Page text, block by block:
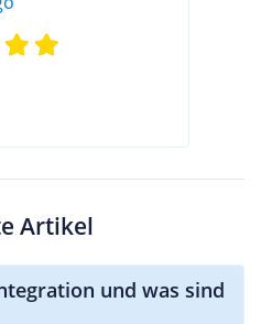
Artikel
und was sind